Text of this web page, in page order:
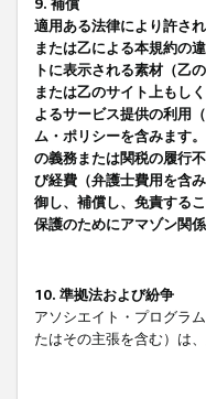
9. 補償
適用ある法律により許さ
または乙による本規約の
トに表示される素材（乙
または乙のサイト上もし
よるサービス提供の利用
ム・ポリシーを含みます
の義務または関税の履行
び経費（弁護士費用を含
御し、補償し、免責する
保護のためにアマゾン関
10. 準拠法および紛争
アソシエイト・プログラ
たはその主張を含む）は、